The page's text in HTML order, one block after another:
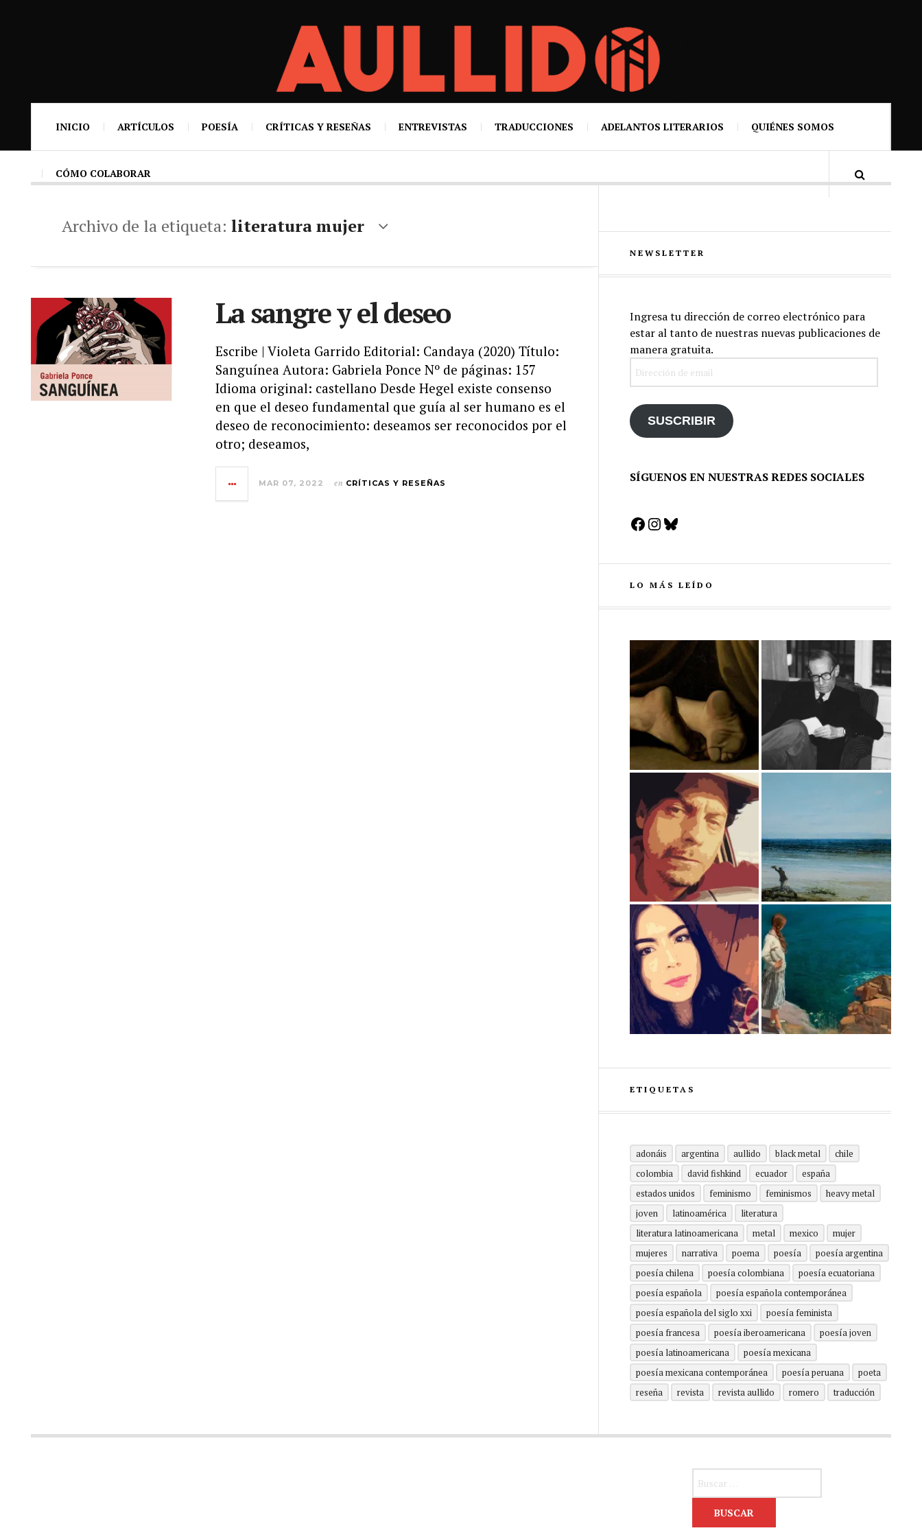
INICIO ARTÍCULOS POESÍA CRÍTICAS Y RESEÑAS ENTREVISTAS TRADUCCIONES ADELANTOS LITERARIOS QUIÉNES SOMOS
CÓMO COLABORAR
Archivo de la etiqueta: literatura mujer
La sangre y el deseo
Escribe | Violeta Garrido Editorial: Candaya (2020) Título:
Sanguínea Autora: Gabriela Ponce Nº de páginas: 157
Idioma original: castellano Desde Hegel existe consenso
en que el deseo fundamental que guía al ser humano es el
deseo de reconocimiento: deseamos ser reconocidos por el
otro; deseamos,
MAR 07, 2022 en CRÍTICAS Y RESEÑAS
NEWSLETTER
Ingresa tu dirección de correo electrónico para
estar al tanto de nuestras nuevas publicaciones de
manera gratuita.
SUSCRIBIR
SÍGUENOS EN NUESTRAS REDES SOCIALES
Facebook
Instagram
Bluesky
LO MÁS LEÍDO
ETIQUETAS
adonáis argentina aullido black metal
chile
colombia
david fishkind ecuador
españa
estados unidos
feminismo feminismos
heavy metal
joven
latinoamérica
literatura
literatura latinoamericana
metal mexico
mujer
mujeres
narrativa poema poesía
poesía argentina
poesía chilena
poesía colombiana
poesía ecuatoriana
poesía española
poesía española contemporánea
poesía española del siglo xxi
poesía feminista
poesía francesa
poesía iberoamericana
poesía joven
poesía latinoamericana
poesía mexicana
poesía mexicana contemporánea
poesía peruana
poeta
reseña
revista revista aullido romero traducción